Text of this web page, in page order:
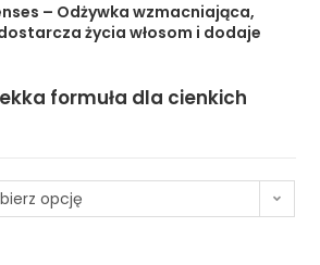
– Odżywka wzmacniająca,
życia włosom i dodaje
formuła dla cienkich
opcję